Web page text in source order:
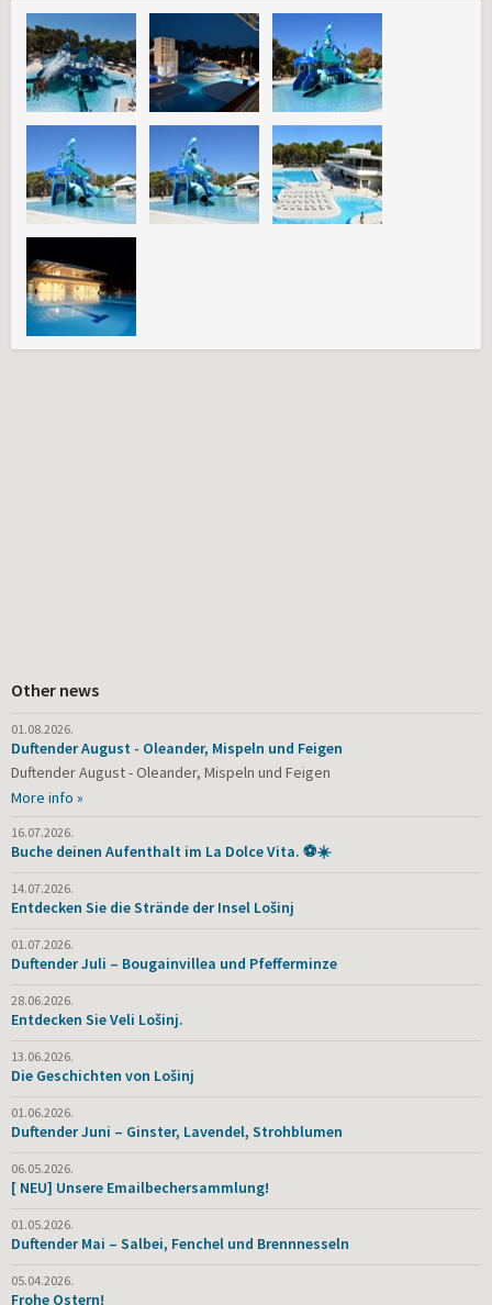
Other news
01.08.2026.
Duftender August - Oleander, Mispeln und Feigen
Duftender August - Oleander, Mispeln und Feigen
More info »
16.07.2026.
Buche deinen Aufenthalt im La Dolce Vita. ⚽☀️
14.07.2026.
Entdecken Sie die Strände der Insel Lošinj
01.07.2026.
Duftender Juli – Bougainvillea und Pfefferminze
28.06.2026.
Entdecken Sie Veli Lošinj.
13.06.2026.
Die Geschichten von Lošinj
01.06.2026.
Duftender Juni – Ginster, Lavendel, Strohblumen
06.05.2026.
[ NEU] Unsere Emailbechersammlung!
01.05.2026.
Duftender Mai – Salbei, Fenchel und Brennnesseln
05.04.2026.
Frohe Ostern!